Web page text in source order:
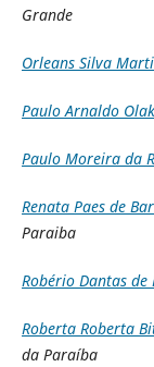
Grande
Orleans Silva
Paulo Arnaldo Olak
Paulo Moreira da
Renata Paes de
Paraiba
Robério Dantas de
Roberta Roberta
da Paraíba